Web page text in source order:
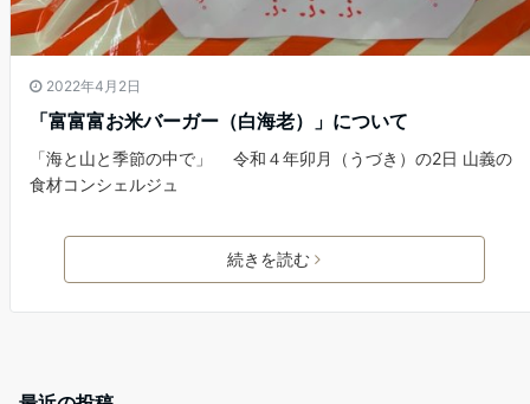
2022年4月2日
「富富富お米バーガー（白海老）」について
「海と山と季節の中で」 令和４年卯月（うづき）の2日 山義の
食材コンシェルジュ
続きを読む